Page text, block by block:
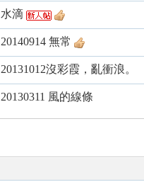
水滴
20140914 無常
20131012沒彩霞，亂衝浪。
20130311 風的線條